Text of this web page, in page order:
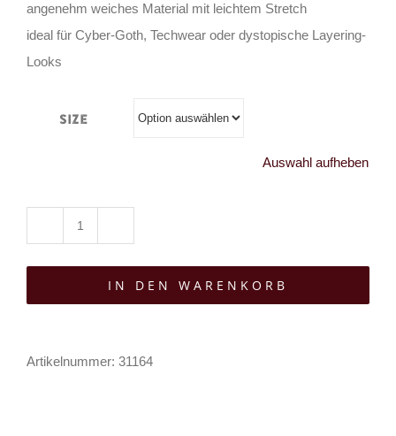
angenehm weiches Material mit leichtem Stretch
ideal für Cyber-Goth, Techwear oder dystopische Layering-
Looks
Size
Auswahl aufheben
Rave
IN DEN WARENKORB
Artikelnummer: 31164